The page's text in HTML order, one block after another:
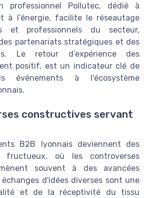
professionnel Pollutec, dédié à
à l’énergie, facilite le réseautage
et professionnels du secteur,
partenariats stratégiques et des
Le retour d’expérience des
positif, est un indicateur clé de
événements à l'écosystème
constructives servant
B2B lyonnais deviennent des
où les controverses
souvent à des avancées
d'idées diverses sont une
et de la réceptivité du tissu